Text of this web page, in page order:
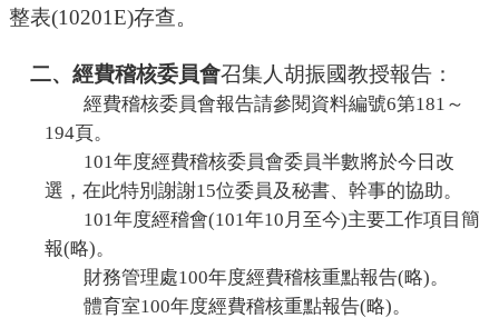
整表(10201E)存查。
二、經費稽核委員會召集人胡振國教授報告：
經費稽核委員會報告請參閱資料編號6第181 ～
194頁。
101年度經費稽核委員會委員半數將於今日改
選，在此特別謝謝15位委員及秘書、幹事的協助。
101年度經稽會(101年10 月至今)主要工作項目 簡
報(略)。
財務管理處100年度經費稽核重點報告(略)。
體育室100年度經費稽核重點報告(略)。